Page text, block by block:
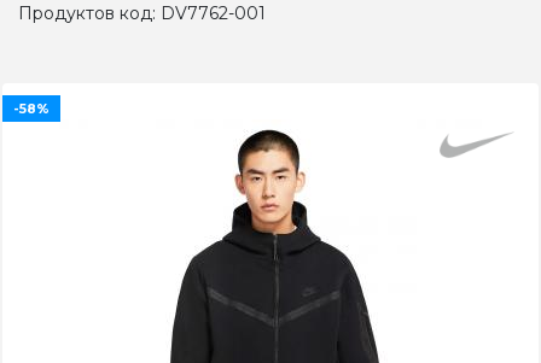
Продуктов код: DV7762-001
-58%